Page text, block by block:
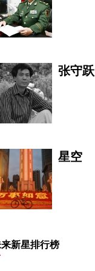
张守跃
星空
姜超
新星排行榜